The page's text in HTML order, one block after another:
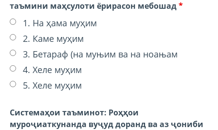
таъмини маҳсулоти ёрирасон мебошад*
1. На ҳама муҳим
2. Каме муҳим
3. Бетараф (на муњим ва на ноањам
4. Хеле муҳим
5. Хеле муҳим
Системаҳои таъминот: Роҳҳои
муроҷиаткунанда вуҷуд доранд ва аз ҷониби